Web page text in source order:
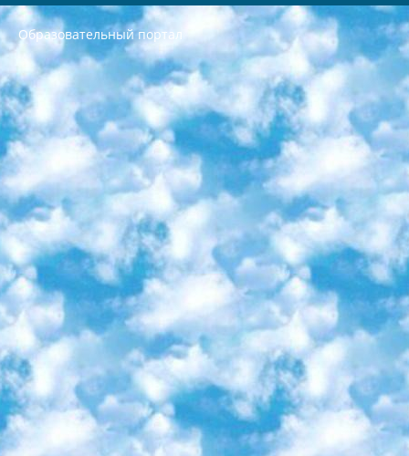
Образовательный портал
РЕСПУБЛИКА УЗБЕКИСТАН МИНИСТРЕРСТВО ДОШКОЛЬНОГО И ШКОЛЬНОГО ОБРАЗОВАНИЯ КОМАНДА в общеобразовательных учреждениях в 2023-2024 учебном году организация и проведение итоговой государственной аттестации обучающихся о Министра дошкольного и школьного образования Республики Узбекистан от 4 марта 2008 года (постановлением Минюста от 20 марта 2008 года № 1778 государственной регистрации) «Итоговое состояние учащихся общего среднего образования на основании положения об утверждении положения об аттестации общего среднего образования выпускной экзамен студентов в образовательных учреждениях в 2023-2024 учебном году В целях организации и прохождения аттестации приказываю: 1. Следующее: перечень предметов, по которым будет проводиться итоговая государственная аттестация и экзамен формы перевода согласно приложению 1; сертификаты международного образца, оценивающие уровень владения иностранными языками перечень согласно приложению 2; 2. Педагогический при специализированных образовательных учреждениях. научно-практический центр квалификации и международной оценки (Д.Давидова) 2024 г. До 25 марта: задания по предметам, по которым будет проводиться итоговая аттестация разработка и утверждение технических условий; итоговая аттестация на основании разработанного предметного задания разработка вопросов по предметам (устно и письменно), экзамен передача; общеобразовательные средние школы и специальные учебные заведения учащиеся выпускных классов школ и интернатов в агентской системе подготовка базы данных экзаменационных материалов и критериев оценки; перевод базы экзаменационных материалов на все языки обучения подать в Республиканский образовательный центр для изготовления; варианты экзаменов на основе разработанных контрольных материалов пусть будут поставлены задачи формирования. 3. Республиканский образовательный центр (Ш.Худайкулов) до 5 апреля 2024 года. до: база данных предоставленных экзаменационных материалов на все языки обучения перевод и экспертиза; для слепых, слабовидящих, глухих, слабослышащих и умственно отсталых детей учащиеся выпускных классов специализированных школ и школ-интернатов база данных экзаменационных материалов на всех преподаваемых языках подготовка критериев оценки; специализированные школы для умственно отсталых детей и технологии для учащихся выпускных классов школ-интернатов разработка соответствующих рекомендаций и критериев проведения ЕГЭ по естествознанию давать задания. 4. Педагогический при специализированных образовательных учреждениях. Научно-практический центр навыков и международной оценки (Д.Давидова), Республика образовательный центр (Худайкулов Ш.) итоговый государственный аттестационный экзамен ориентирован на творческое и логическое мышление при подготовке базы материалов учитывать введение заданий. 5. Следует отметить, что: сертификат государственного образца о знании общеобразовательного предмета и как минимум национальный уровень B1 по предметам на иностранных языках, указанным в Приложении 2. или международно признанный сертификат эквивалентного уровня студенты, изучающие определенный предмет, освобождаются от экзамена; по соответствующим предметам запланирована итоговая государственная аттестация за день до дня, путем жеребьевки Рабочей группой (в письменной форме по предметам, проводимым в форме) из числа сформированных вариантов выбрано 2 варианта; 2 выбранных варианта экзамена анонсированы на официальном сайте министерства и все выпускники по всей стране на основе этих вариантов проводит итоговую государственную аттестацию. 6. Государственное образование учащихся средних общеобразовательных учреждений. знания в соответствии с квалификационными требованиями, которые необходимо приобрести на основании стандартов итоговый (выпускной) контроль для 9 и 11 классов в целях тестирования Экзамены (далее – экзамены) состоят из предметов, перечисленных в приложении 1. будет сделано. 7. Экзамены пройдут с 26 мая по 15 июня 2024 г. (кроме науки физического воспитания). 8. Физическая для учащихся 9 классов общесредних образовательных учреждений. Экзамены по предмету «Образование, квалификация медицина» 1-6 мая 2024 года. сотрудники перевести под присмотр (с отклонениями в физическом или умственном развитии) специализированная школа для детей, школы-интернаты и со сколиозом школы-интернаты санаторного типа для больных детей исключены). 9. Он был слепым, слабовидящим и имел нарушения опорно-двигательного аппарата. экзамены в специализированных школах и интернатах для детей должны проводиться исходя из требований, предъявляемых к общеобразовательным учреждениям (физкультура кроме науки). 10. Специализированная школа для глухих и слабослышащих детей. и экзамены в интернатах и быть реализован в виде письменного теста по математике. 11. Специальность для умственно отсталых детей. Для 9 класса Родной язык и литературное письмо Государственный язык (язык обучения – узбекский). для неклассов) написано Математическое письмо Письменная/устная история Узбекистана Физическое воспитание практично Итоговый контроль Для 11 класса Написание родного языка и литературы (эссе) Математическое письмо Узбекский язык (обучение на узбекском языке) не посещающее общее среднее образование для учреждений)/Образовательное учреждение выбор письменный и устный Иностранный язык письменный/устный Письменная/устная история Узбекистана *По выбору студента:  Химия  Физика  Основы государственного права  География 10 бесплатных образовательных ресурсов - Мы составили подборку онлайн-проектов с интерактивными упражнениями, видеолекциями и статьями. Они помогут вам обрести новые и освежить старые знания бесплатно. 1. «ИНТУИТ» Старейшая образовательная площадка Рунета. Здесь вы найдёте сотни текстовых и видеокурсов на десятки различных тем — от программирования до психологии. Многие курсы подготовлены российскими университетами и крупными международными компаниями вроде Intel и Microsoft. Самостоятельное обучение бесплатное, но желающие могут оплатить услуги персональных наставников. 2. «Смартия» знакомит с актуальными профессиями и подсказывает, как им обучаться. Выбрав заинтересовавшую вас специальность — SMM-специалист, фотограф, веб-дизайнер или другую, — увидите список необходимых для неё умений. Чтобы вы могли освоить их самостоятельно, для каждого умения площадка отображает подборку ссылок на учебные материалы. Хотя «Смартия» ориентируется на русскоязычную аудиторию, часть контента всё же доступна только на английском. 3. «Лекторий Физтеха» Проект Московского физико-технического института (Физтеха). С его помощью вы можете смотреть онлайн серии лекций, записанные на видео в этом вузе. В числе доступных предметов — физика, биология, химия, информационные технологии и другие. К некоторым лекциям администрация ресурса прилагает готовые конспекты, которые можно скачивать в PDF-формате. 4. ITMOcourses Онлайн-площадка Санкт-Петербургского национального исследовательского университета информационных технологий, механики и оптики (ИТМО). Ресурс предоставляет свободный доступ к курсам, разработанным в этом вузе. Каталог материалов разбит на четыре категории: «Оптические системы и технологии», «Приборостроение и робототехника», «Информационные технологии» и «Биотехнологии». Курсы состоят из видеолекций, интерактивных демонстраций и заданий. 5. «КиберЛенинка» Электронная научная библиотека открытого доступа. Каталог площадки регулярно обрастает текстами статей из различных научных изданий. Сгруппированные по журналам и рубрикам публикации можно читать онлайн или скачивать целиком в PDF-формате. Проект нацелен на популяризацию науки за счёт открытого доступа к качественной информации. 6. «ПостНаука» На этом ресурсе публикуют подборки видеолекций, составленные экспертами из разных отраслей и объединённые общими темами. Среди них, к примеру, есть серии «Биоинформатика и геномика», «Культура средневековой Скандинавии» и Cinema Studies о теории кино. Каждая подборка лекций — логически связанная история, рассказанная экспертом от первого лица. Кроме того, на сайте появляются научно-образовательные статьи и тесты на разные темы. 7. «Newочём» Команда проекта «Newочём» отбирает самые интересные тексты из англоязычных СМИ и переводит те из них, за которые голосуют участники сообщества «ВКонтакте». По большей части это научно-популярные статьи. Редакторы придумывают лишь заголовки, в остальном содержание переводов соответствует оригиналам. Полные тексты можно читать прямо в социальной сети. 8. InternetUrok Онлайн-база материалов по основным дисциплинам школьной программы. Информация на сайте структурирована по классам, предметам и темам (урокам). Каждый урок состоит из видеолекций и конспектов. Есть также интерактивные тренажёры и тесты для закрепления пройденного материала. Даже если вы давно окончили школу, возможность повторить программу старших классов всегда может пригодиться. 9. Edutainme Ещё один ресурс об образовании. В отличие от Newtonew, как мне кажется, Edutainme больше ориентируется на представителей индустрии: педагогов, предпринимателей, разработчиков образовательных проектов. Но и любой, кто просто стремится к саморазвитию, найдёт на сайте много полезного и интересного для себя. Например, информацию о новых курсах и образовательных сервисах. 10. Newtonew Онлайн-медиа об образовании и обучении в широком смысле. Авторы Newtonew пишут об инструментах, заведениях, тактиках и стратегиях, которые помогают учить других и получать новые знания самостоятельно. На этой площадке вы найдёте новости, обзоры, аналитические мат